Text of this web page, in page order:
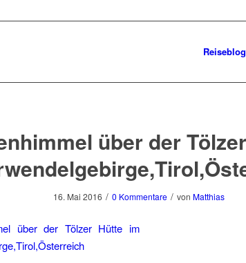
Reiseblog
über der
16. Mai 2016 / 0 Kommentare / von Matthias